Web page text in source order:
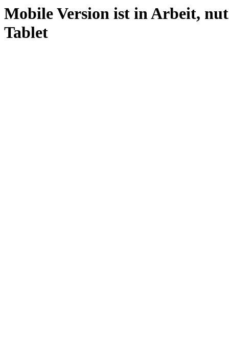
Mobile Version ist in Arbeit,
Tablet